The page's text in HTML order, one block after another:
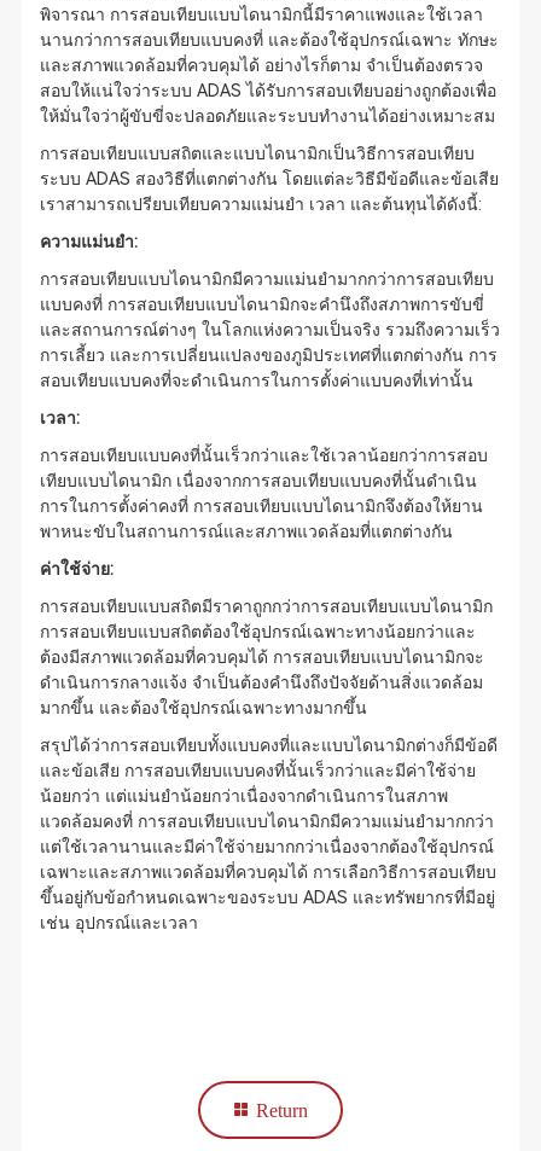
พิจารณา การสอบเทียบแบบไดนามิกนี้มีราคาแพงและใช้เวลา
นานกว่าการสอบเทียบแบบคงที่ และต้องใช้อุปกรณ์เฉพาะ ทักษะ
และสภาพแวดล้อมที่ควบคุมได้ อย่างไรก็ตาม จำเป็นต้องตรวจ
สอบให้แน่ใจว่าระบบ ADAS ได้รับการสอบเทียบอย่างถูกต้องเพื่อ
ให้มั่นใจว่าผู้ขับขี่จะปลอดภัยและระบบทำงานได้อย่างเหมาะสม
การสอบเทียบแบบสถิตและแบบไดนามิกเป็นวิธีการสอบเทียบ
ระบบ ADAS สองวิธีที่แตกต่างกัน โดยแต่ละวิธีมีข้อดีและข้อเสีย
เราสามารถเปรียบเทียบความแม่นยำ เวลา และต้นทุนได้ดังนี้:
ความแม่นยำ:
การสอบเทียบแบบไดนามิกมีความแม่นยำมากกว่าการสอบเทียบ
แบบคงที่ การสอบเทียบแบบไดนามิกจะคำนึงถึงสภาพการขับขี่
และสถานการณ์ต่างๆ ในโลกแห่งความเป็นจริง รวมถึงความเร็ว
การเลี้ยว และการเปลี่ยนแปลงของภูมิประเทศที่แตกต่างกัน การ
สอบเทียบแบบคงที่จะดำเนินการในการตั้งค่าแบบคงที่เท่านั้น
เวลา:
การสอบเทียบแบบคงที่นั้นเร็วกว่าและใช้เวลาน้อยกว่าการสอบ
เทียบแบบไดนามิก เนื่องจากการสอบเทียบแบบคงที่นั้นดำเนิน
การในการตั้งค่าคงที่ การสอบเทียบแบบไดนามิกจึงต้องให้ยาน
พาหนะขับในสถานการณ์และสภาพแวดล้อมที่แตกต่างกัน
ค่าใช้จ่าย:
การสอบเทียบแบบสถิตมีราคาถูกกว่าการสอบเทียบแบบไดนามิก
การสอบเทียบแบบสถิตต้องใช้อุปกรณ์เฉพาะทางน้อยกว่าและ
ต้องมีสภาพแวดล้อมที่ควบคุมได้ การสอบเทียบแบบไดนามิกจะ
ดำเนินการกลางแจ้ง จำเป็นต้องคำนึงถึงปัจจัยด้านสิ่งแวดล้อม
มากขึ้น และต้องใช้อุปกรณ์เฉพาะทางมากขึ้น
สรุปได้ว่าการสอบเทียบทั้งแบบคงที่และแบบไดนามิกต่างก็มีข้อดี
และข้อเสีย การสอบเทียบแบบคงที่นั้นเร็วกว่าและมีค่าใช้จ่าย
น้อยกว่า แต่แม่นยำน้อยกว่าเนื่องจากดำเนินการในสภาพ
แวดล้อมคงที่ การสอบเทียบแบบไดนามิกมีความแม่นยำมากกว่า
แต่ใช้เวลานานและมีค่าใช้จ่ายมากกว่าเนื่องจากต้องใช้อุปกรณ์
เฉพาะและสภาพแวดล้อมที่ควบคุมได้ การเลือกวิธีการสอบเทียบ
ขึ้นอยู่กับข้อกำหนดเฉพาะของระบบ ADAS และทรัพยากรที่มีอยู่
เช่น อุปกรณ์และเวลา
Return